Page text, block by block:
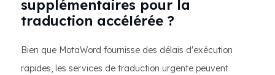
supplémentaires pour la
traduction accélérée ?
Bien que MotaWord fournisse des délais d'exécution
rapides, les services de traduction urgente peuvent